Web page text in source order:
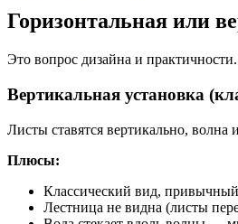
Горизонтальная или
Это вопрос дизайна и
Вертикальная установка
Листы ставятся вертикально, волна
Плюсы:
Классический вид, привычный
Лестница не видна (листы